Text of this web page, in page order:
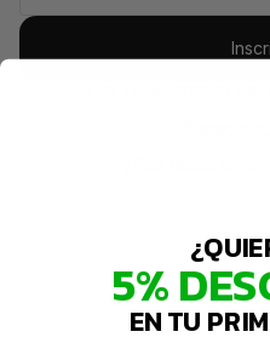
5%
EN TU